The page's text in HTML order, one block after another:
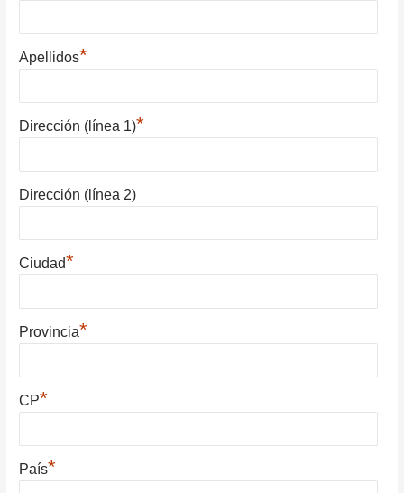
Apellidos*
Dirección (línea 1)*
Dirección (línea 2)
Ciudad*
Provincia*
CP*
País*